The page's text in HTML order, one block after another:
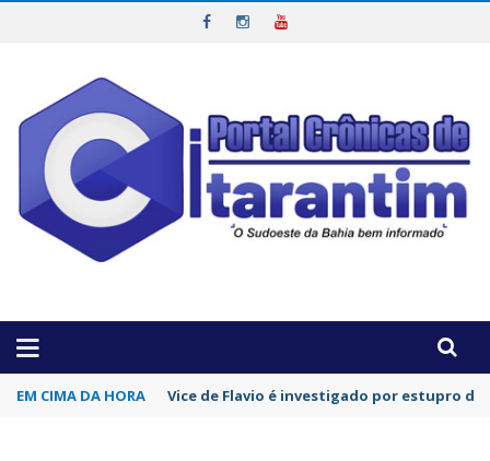
EM CIMA DA HORA Coluna da semana por Lucas Sobrinho: